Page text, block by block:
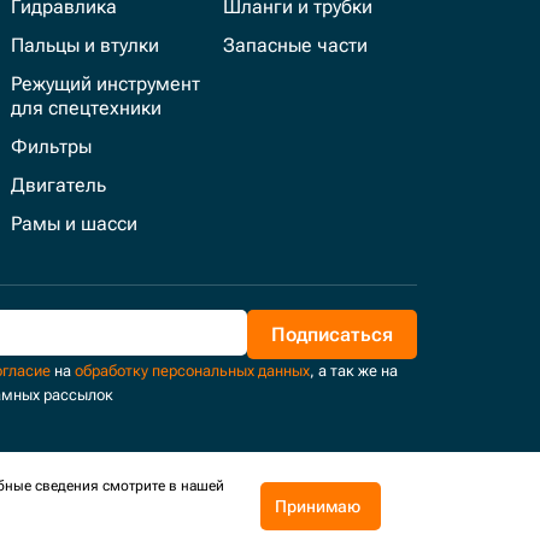
Гидравлика
Пальцы и втулки
Режущий инструмент
для спецтехники
Фильтры
Двигатель
Рамы и шасси
Шланги и трубки
Запасные части
Подписаться
на обработку персональных данных, а так же на
рассылок
Поддержка и развитие
сведения смотрите в нашей
Принимаю